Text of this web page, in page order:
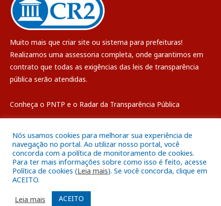
Muito mais que criar site ou sistema para prefeituras!
Realizamos uma assessoria completa, onde garantimos em
contrato que todas as exigências das leis de transparência
pública serão atendidas.
Conheça o PNTP e o Radar da Transparência Pública
Todos os direitos reservados a Câmara Municipal de Breves
Mapa do Site
Acessar o Webmail
Nós usamos cookies para melhorar sua experiência de
navegação no portal. Ao utilizar nosso portal, você
concorda com a política de monitoramento de cookies.
Para ter mais informações sobre como isso é feito, acesse
Política de cookies (Leia mais). Se você concorda, clique em
ACEITO.
Leia mais
ACEITO